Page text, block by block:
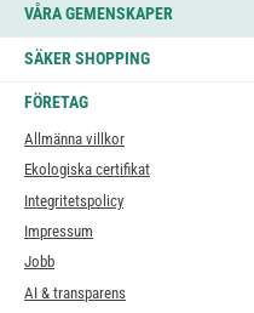
VÅRA GEMENSKAPER
SÄKER SHOPPING
FÖRETAG
Allmänna villkor
Ekologiska certifikat
Integritetspolicy
Impressum
Jobb
AI & transparens